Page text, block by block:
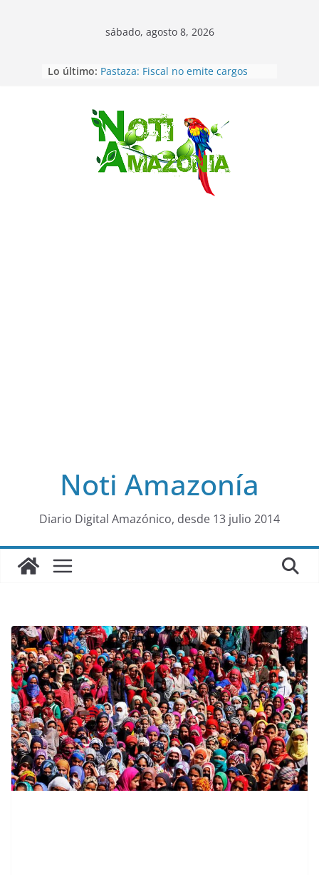
Saltar
al
sábado, agosto 8, 2026
Lo último: Pastaza: Fiscal no emite cargos
con una menor de10 años en
frontera sur
Napo: presunto sicariato en cantón
Archidona
Ecuador: dos jóvenes de 22 años
desaparecidos fueron encontrados
muertos en Puerto lopez
Noti Amazonía
Diario Digital Amazónico, desde 13 julio 2014